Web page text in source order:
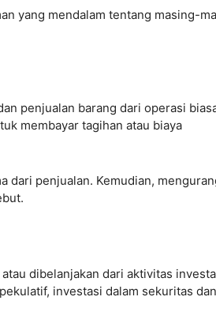
yang mendalam tentang masing-
penjualan barang dari operasi
membayar tagihan atau biaya
dari penjualan. Kemudian,
dibelanjakan dari aktivitas
investasi dalam sekuritas dan